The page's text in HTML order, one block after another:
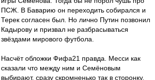
ПСЖ. В Баварию он переходить собирался и
Терек согласен был. Но лично Путин позвонил
Кадырову и призвал не разбрасываться
звёздами мирового футбола.
Насчёт обложки Фифа21 правда. Месси как
сказали что между ним и Семёновым
выбирают, сразу скромненько так в сторонку.